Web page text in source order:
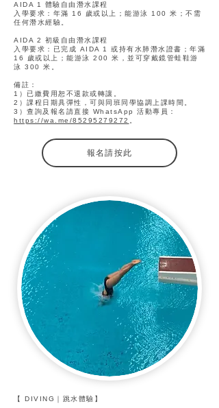
AIDA 1 體驗自由潛水課程
入學要求：年滿 16 歲或以上；能游泳 100 米；不需
任何潛水經驗。
AIDA 2 初級自由潛水課程
入學要求：已完成 AIDA 1 或持有水肺潛水證書；年滿
16 歲或以上；能游泳 200 米，並可穿戴鏡管蛙鞋游
泳 300 米。
備註：
1）已繳費用恕不退款或轉讓。
2）課程日期具彈性，可與同班同學協調上課時間。
3）查詢及報名請直接 WhatsApp 活動專員：
https://wa.me/85295279272
報名請按此
【 DIVING｜跳水體驗】